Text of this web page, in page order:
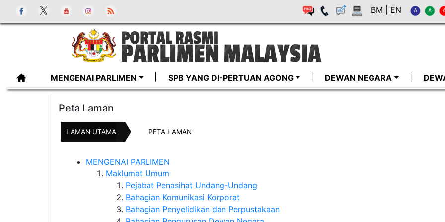
BM EN
MENGENAI PARLIMEN SPB YANG DI-PERTUAN AGONG DEWAN NEGARA
Peta Laman
LAMAN UTAMA PETA LAMAN
MENGENAI PARLIMEN
Maklumat Umum
Pejabat Penasihat Undang-Undang
Bahagian Komunikasi Korporat
Bahagian Penyelidikan dan Perpustakaan